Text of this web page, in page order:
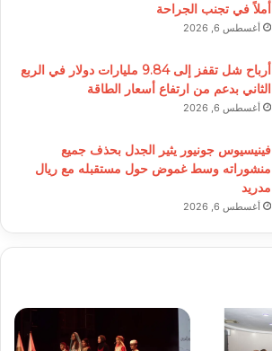
أملاً في تجنب الجراحة
أغسطس 6, 2026
أرباح شل تقفز إلى 9.84 مليارات دولار في الربع
الثاني بدعم من ارتفاع أسعار الطاقة
أغسطس 6, 2026
فينيسيوس جونيور يثير الجدل بحذف جميع
منشوراته وسط غموض حول مستقبله مع ريال
مدريد
أغسطس 6, 2026